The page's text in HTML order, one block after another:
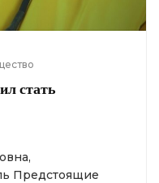
стать
Предстоящие